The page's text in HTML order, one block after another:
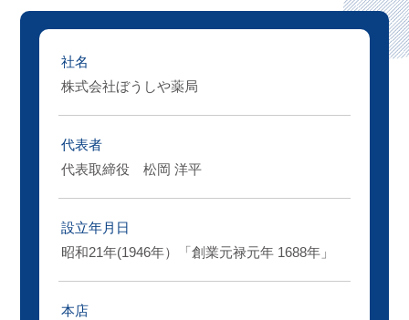
社名
株式会社ぼうしや薬局
代表者
代表取締役 松岡 洋平
設立年月日
昭和21年(1946年）「創業元禄元年 1688年」
本店